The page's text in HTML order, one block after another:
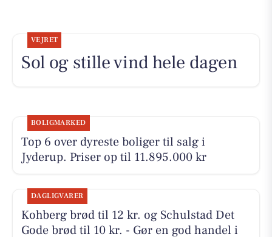
VEJRET
Sol og stille vind hele dagen
BOLIGMARKED
Top 6 over dyreste boliger til salg i
Jyderup. Priser op til 11.895.000 kr
DAGLIGVARER
Kohberg brød til 12 kr. og Schulstad Det
Gode brød til 10 kr. - Gør en god handel i